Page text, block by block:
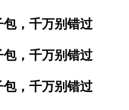
，千万别错过
，千万别错过
，千万别错过